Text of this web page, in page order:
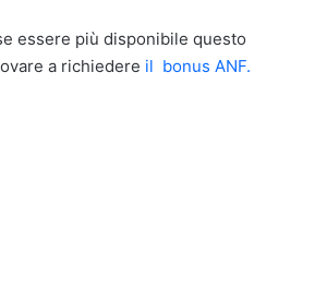
essere più disponibile questo
a richiedere il bonus ANF.